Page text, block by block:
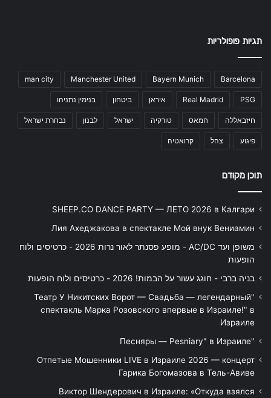
תגיות פופולריות
Barcelona
Bayern Munich
Manchester United
man city
PSG
Real Madrid איראן ביטחון בנימין נתניהו
חיזבאללה חמאס טורקיה ישראל לבנון נבחרת ישראל
פיגוע צהל קרואטיה
תוכן מקודם
SHEEP.CO DANCE PARTY — ЛЕТО 2026 в Калгари
Лия Ахеджакова в спектакле Мой внук Вениамин
משופן ועד AC/DC - מופע פסנתר לאור נרות 2026 - כרטיסים ולוח
הופעות
בניה ברבי - חוגג עשור על הבמות! 2026 - כרטיסים ולוח הופעות
"Театр У Никитских Ворот — Свадьба — легендарный
спектакль Марка Розовского впервые в Израиле!" в
Израиле
"Песняры — Pesniary" в Израиле
Отпетые Мошенники LIVE в Израиле 2026 — концерт
Гарика Богомазова в Тель-Авиве
Виктор Шендерович в Израиле: «Откуда взялся